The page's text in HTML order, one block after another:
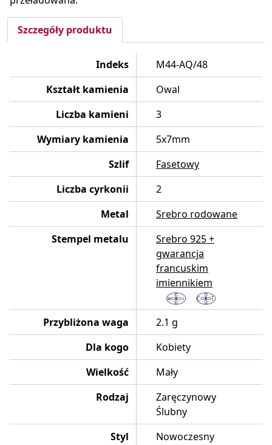
Szczegóły produktu
Indeks
M44-AQ/48
Kształt kamienia
Owal
Liczba kamieni
3
Wymiary kamienia
5x7mm
Szlif
Fasetowy
Liczba cyrkonii
2
Metal
Srebro rodowane
Stempel metalu
Srebro 925 +
gwarancja
francuskim
imiennikiem
Przybliżona waga
2.1 g
Dla kogo
Kobiety
Wielkość
Mały
Rodzaj
Zaręczynowy
Ślubny
Styl
Nowoczesny